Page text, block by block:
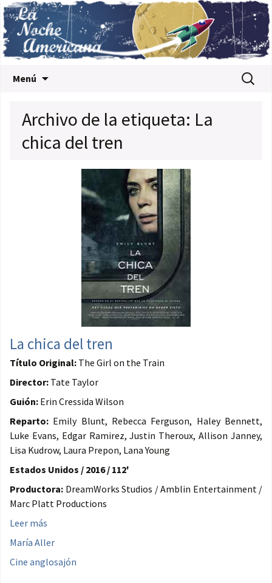
Menú Buscar:
Archivo de la etiqueta: La
chica del tren
La chica del tren
Título Original: The Girl on the Train
Director: Tate Taylor
Guión: Erin Cressida Wilson
Reparto: Emily Blunt, Rebecca Ferguson, Haley Bennett,
Luke Evans, Edgar Ramirez, Justin Theroux, Allison Janney,
Lisa Kudrow, Laura Prepon, Lana Young
Estados Unidos / 2016 / 112'
Productora: DreamWorks Studios / Amblin Entertainment /
Marc Platt Productions
Leer más
María Aller
Cine anglosajón